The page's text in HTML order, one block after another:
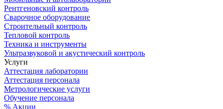
Рентгеновский контроль
Сварочное оборудование
Строительный контроль
Тепловой контроль
Техника и инструменты
Ультразвуковой и акустический контроль
Услуги
Аттестация лаборатории
Аттестация персонала
Метрологические услуги
Обучение персонала
% Акции